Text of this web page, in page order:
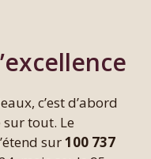
c’est d’abord
tout. Le
sur100 737